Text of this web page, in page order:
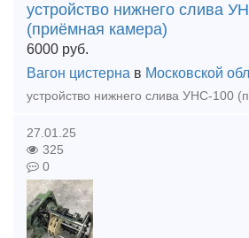
устройство нижнего слива
(приёмная камера)
6000 руб.
Вагон цистерна в Московской
27.01.25
325
0